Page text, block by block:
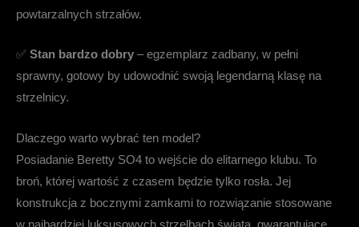
powtarzalnych strzałów.
✅ Stan bardzo dobry – egzemplarz zadbany, w pełni
sprawny, gotowy by udowodnić swoją legendarną klasę na
strzelnicy.
Dlaczego warto wybrać ten model?
Posiadanie Beretty SO4 to wejście do elitarnego klubu. To
broń, której wartość z czasem będzie tylko rosła. Jej
konstrukcja z bocznymi zamkami to rozwiązanie stosowane
w najbardziej luksusowych strzelbach świata, gwarantujące